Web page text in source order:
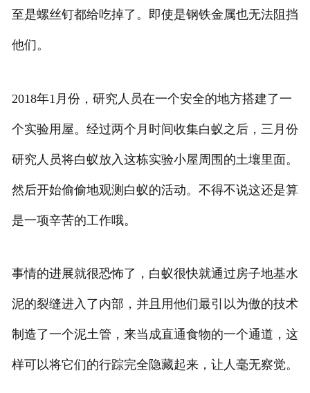
至是螺丝钉都给吃掉了。即使是钢铁金属也无法阻挡
他们。
2018年1月份，研究人员在一个安全的地方搭建了一
个实验用屋。经过两个月时间收集白蚁之后，三月份
研究人员将白蚁放入这栋实验小屋周围的土壤里面。
然后开始偷偷地观测白蚁的活动。不得不说这还是算
是一项辛苦的工作哦。
事情的进展就很恐怖了，白蚁很快就通过房子地基水
泥的裂缝进入了内部，并且用他们最引以为傲的技术
制造了一个泥土管，来当成直通食物的一个通道，这
样可以将它们的行踪完全隐藏起来，让人毫无察觉。